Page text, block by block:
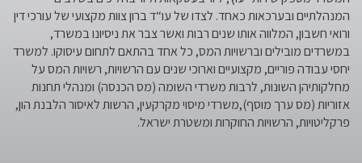
המנהלתיים ובערכאות כאחד. לצדו של עו“ד ברון צוות מקצועי של עורכי דין
ורואי חשבון, המלווה אותו שנים רבות ואשר צבר את ניסיונו במשרד,
במשרדים מובילים וברשויות המס, כל אחד בהתאם לתחום עיסוקו. למשרד
יחסי עבודה פוריים, מקצועיים וארוכי שנים עם הרשויות, רשויות המס על
מחלקותיהן השונות, לרבות משרדי השומה (מס הכנסה) ומנהלי תחנות
אזוריות (מס ערך מוסף),משרדי מיסוי מקרקעין, הרשות לאיסור הלבנת הון,
פרקליטויות, הרשויות החוקרות ומשטרת ישראל.